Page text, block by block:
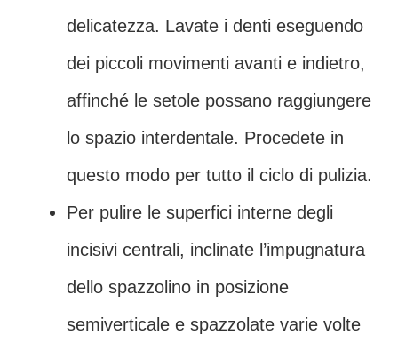
delicatezza. Lavate i denti eseguendo
dei piccoli movimenti avanti e indietro,
affinché le setole possano raggiungere
lo spazio interdentale. Procedete in
questo modo per tutto il ciclo di pulizia.
Per pulire le superfici interne degli
incisivi centrali, inclinate l’impugnatura
dello spazzolino in posizione
semiverticale e spazzolate varie volte